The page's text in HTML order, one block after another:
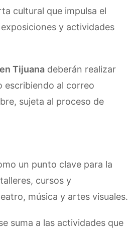
cultural que impulsa el
y actividades
Tijuana deberán realizar
escribiendo al correo
sujeta al proceso de
un punto clave para la
cursos y
música y artes visuales.
suma a las actividades que